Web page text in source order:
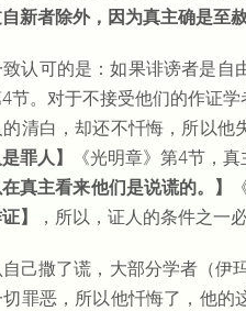
新者除外，因为真主确是至
认可的是：如果诽谤者是自
4节。对于不接受他们的作证
清白，却还不忏悔，所以
罪人】 《光明章》第4节，真
真主看来他们是说谎的。】
】
，所以，证人的条件之一
己撒了谎，大部分学者（伊
罪恶，所以他忏悔了，他